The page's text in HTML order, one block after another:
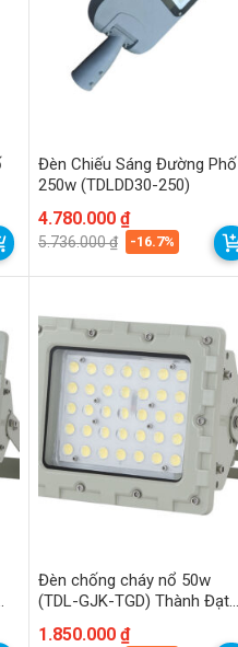
Đèn Chiếu Sáng Đường Phố
250w (TDLDD30-250)
5.736.000₫
Giá
gốc
là:
4.780.000 ₫
Giá
hiện
tại
4.780.000 ₫.
-16.7%
Đèn chống cháy nổ 50w
(TDL-GJK-TGD) Thành Đạt
Giá
1.850.000 ₫
Giá